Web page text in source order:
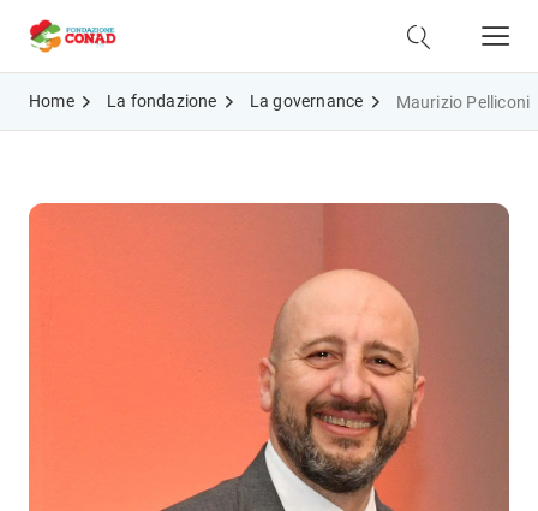
Home La fondazione La governance Maurizio Pelliconi